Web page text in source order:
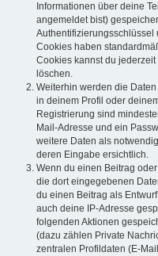
Informationen über deine
angemeldet bist)
Authentifizierungsschlüssel
Cookies haben
Cookies kannst du
löschen.
Weiterhin werden die
in deinem Profil oder
Registrierung sind
Mail-Adresse und ein
weitere Daten als
deren Eingabe ersichtlich.
Wenn du einen Beitrag
die dort eingegebenen
du einen Beitrag als
auch deine IP-Adresse
folgenden Aktionen
(dazu zählen Private
zentralen Profildaten (E-